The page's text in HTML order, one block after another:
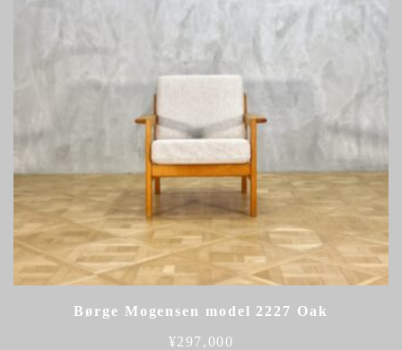
Børge Mogensen model 2227 Oak
¥297,000